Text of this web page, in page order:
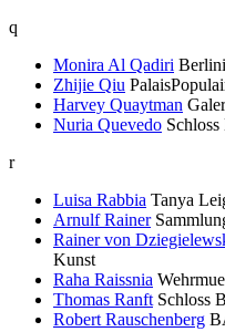
q
Monira Al Qadiri
Zhijie Qiu
Harvey Quaytman
Nuria Quevedo
r
Luisa Rabbia Tanya
Arnulf Rainer
Rainer von
Kunst
Raha Raissnia
Thomas Ranft Schloss
Robert Rauschenberg